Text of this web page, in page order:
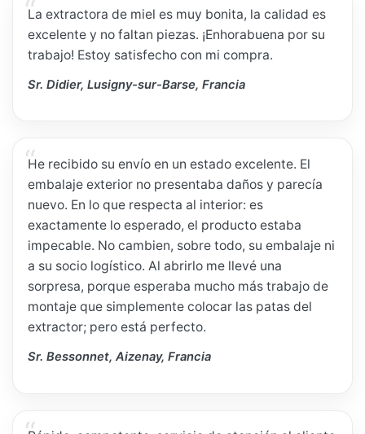
La extractora de miel es muy bonita, la calidad es
excelente y no faltan piezas. ¡Enhorabuena por su
trabajo! Estoy satisfecho con mi compra.
Sr. Didier, Lusigny-sur-Barse, Francia
He recibido su envío en un estado excelente. El
embalaje exterior no presentaba daños y parecía
nuevo. En lo que respecta al interior: es
exactamente lo esperado, el producto estaba
impecable. No cambien, sobre todo, su embalaje ni
a su socio logístico. Al abrirlo me llevé una
sorpresa, porque esperaba mucho más trabajo de
montaje que simplemente colocar las patas del
extractor; pero está perfecto.
Sr. Bessonnet, Aizenay, Francia